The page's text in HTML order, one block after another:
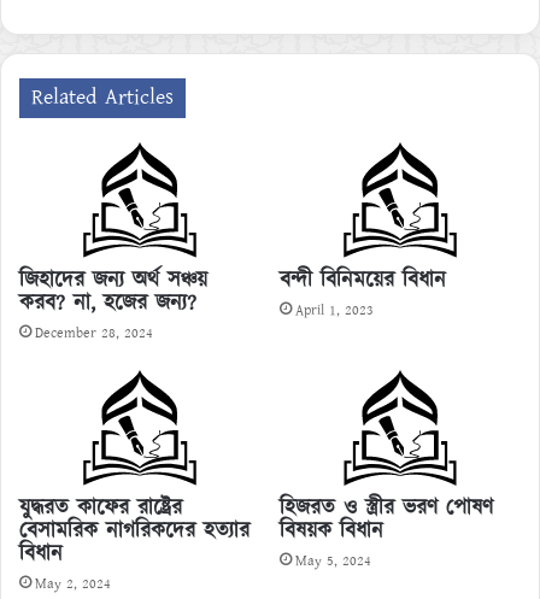
Related Articles
জিহাদের জন্য অর্থ সঞ্চয়
করব? না, হজের জন্য?
December 28, 2024
বন্দী বিনিময়ের বিধান
April 1, 2023
যুদ্ধরত কাফের রাষ্ট্রের
বেসামরিক নাগরিকদের হত্যার
বিধান
May 2, 2024
হিজরত ও স্ত্রীর ভরণ পোষণ
বিষয়ক বিধান
May 5, 2024